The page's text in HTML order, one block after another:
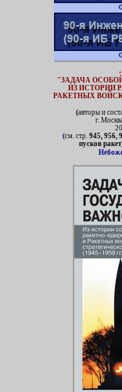
•
"ЗАДАЧА
ИЗ ИСТОРИИ
РАКЕТНЫХ
(авторы и
г.
(см. стр. 945, 956,
пусков ракет